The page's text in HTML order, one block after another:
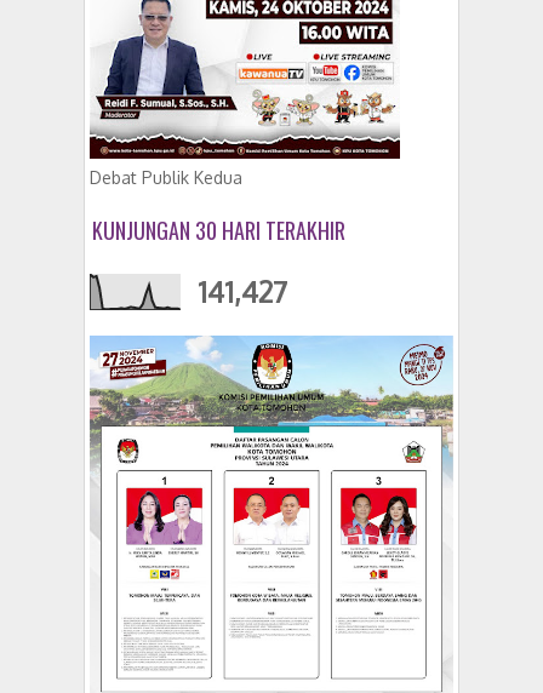
Debat Publik Kedua
KUNJUNGAN 30 HARI TERAKHIR
141,427